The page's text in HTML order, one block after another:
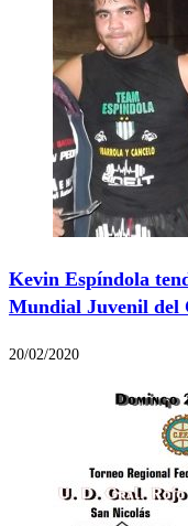
Kevin Espíndola
Mundial Juvenil del
20/02/2020